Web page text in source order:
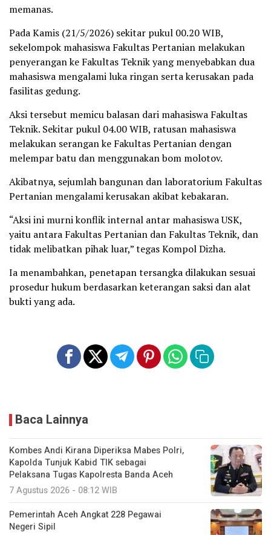
memanas.
Pada Kamis (21/5/2026) sekitar pukul 00.20 WIB,
sekelompok mahasiswa Fakultas Pertanian melakukan
penyerangan ke Fakultas Teknik yang menyebabkan dua
mahasiswa mengalami luka ringan serta kerusakan pada
fasilitas gedung.
Aksi tersebut memicu balasan dari mahasiswa Fakultas
Teknik. Sekitar pukul 04.00 WIB, ratusan mahasiswa
melakukan serangan ke Fakultas Pertanian dengan
melempar batu dan menggunakan bom molotov.
Akibatnya, sejumlah bangunan dan laboratorium Fakultas
Pertanian mengalami kerusakan akibat kebakaran.
“Aksi ini murni konflik internal antar mahasiswa USK,
yaitu antara Fakultas Pertanian dan Fakultas Teknik, dan
tidak melibatkan pihak luar,” tegas Kompol Dizha.
Ia menambahkan, penetapan tersangka dilakukan sesuai
prosedur hukum berdasarkan keterangan saksi dan alat
bukti yang ada.
Baca Lainnya
Kombes Andi Kirana Diperiksa Mabes Polri,
Kapolda Tunjuk Kabid TIK sebagai
Pelaksana Tugas Kapolresta Banda Aceh
7 Agustus 2026 - 08:12 WIB
Pemerintah Aceh Angkat 228 Pegawai
Negeri Sipil